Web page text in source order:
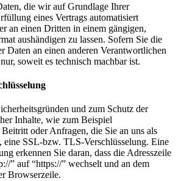
die wir auf Grundlage Ihrer
eines Vertrags automatisiert
an einen Dritten in einem gängigen,
aushändigen zu lassen. Sofern Sie die
Daten an einen anderen Verantwortlichen
soweit es technisch machbar ist.
und zum Schutz der
Inhalte, wie zum Beispiel
oder Anfragen, die Sie an uns als
eine SSL-bzw. TLS-Verschlüsselung. Eine
erkennen Sie daran, dass die Adresszeile
” auf “https://” wechselt und an dem
Browserzeile.